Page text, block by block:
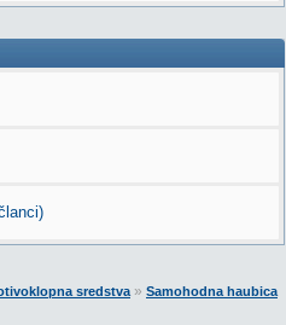
sredstva» Samohodna haubica